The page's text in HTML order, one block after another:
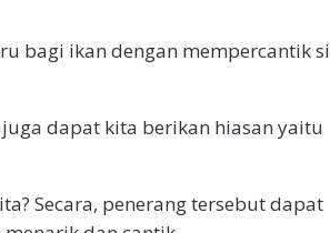
bagi ikan dengan mempercantik si
dapat kita berikan hiasan yaitu
Secara, penerang tersebut dapat